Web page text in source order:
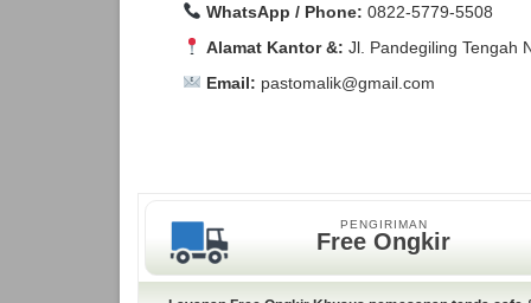
WhatsApp / Phone: 0822-5779-5508
Alamat Kantor &: Jl. Pandegiling Tengah
Email: pastomalik@gmail.com
Bantul, Banyu Asin, Banyumas,
Bara, Baubau, Bekasi, Belitung, Belitung
Utara, Berau, Biak Numfor, Bima, Binjai,
Selatan, Bolaang Mongondow Timur,
Bukittinggi, Buleleng, Bulukumba,
Kepulauan, Bangka, Bangka Barat, Bangka
Bantul, Banyu Asin, Banyumas,
Bara, Baubau, Bekasi, Belitung, Belitung
Utara, Berau, Biak Numfor, Bima, Binjai,
Selatan, Bolaang Mongondow Timur,
PENGIRIMAN
Free Ongkir